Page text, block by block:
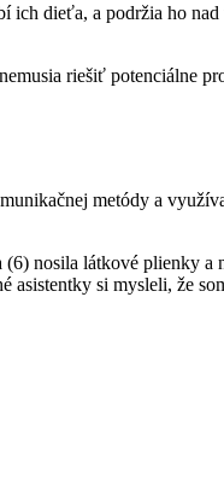
dieťa, a podržia ho
riešiť potenciálne
metódy a
nosila látkové plienky
si mysleli, že